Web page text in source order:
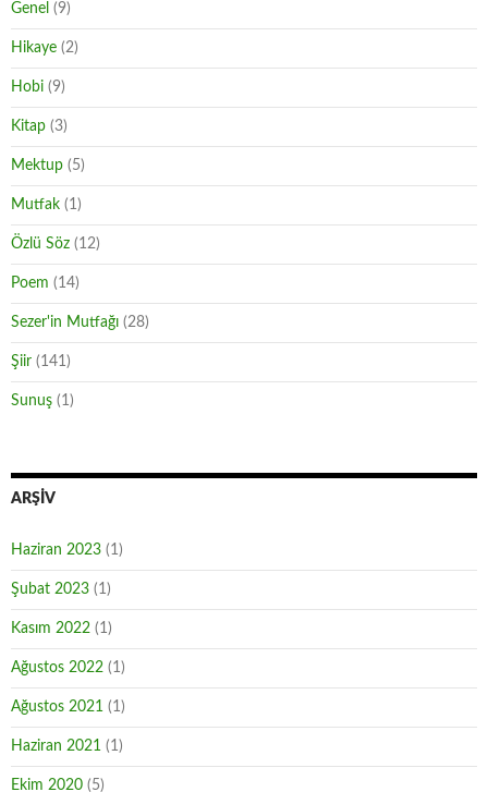
Genel (9)
Hikaye (2)
Hobi (9)
Kitap (3)
Mektup (5)
Mutfak (1)
Özlü Söz (12)
Poem (14)
Sezer'in Mutfağı (28)
Şiir (141)
Sunuş (1)
ARŞIV
Haziran 2023 (1)
Şubat 2023 (1)
Kasım 2022 (1)
Ağustos 2022 (1)
Ağustos 2021 (1)
Haziran 2021 (1)
Ekim 2020 (5)